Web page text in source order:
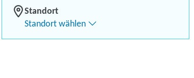
Standort
Standort wählen